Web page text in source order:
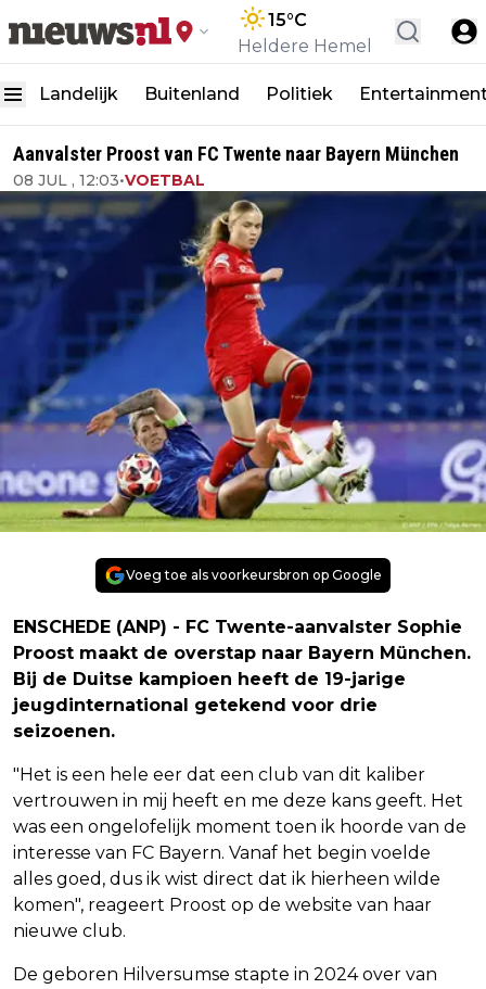
15°C
Heldere Hemel
Landelijk Buitenland Politiek
Aanvalster Proost van FC Twente naar Bayern München
08 JUL , 12:03•VOETBAL
Voeg toe als voorkeursbron op Google
ENSCHEDE (ANP) - FC Twente-aanvalster Sophie
Proost maakt de overstap naar Bayern München.
Bij de Duitse kampioen heeft de 19-jarige
jeugdinternational getekend voor drie
seizoenen.
"Het is een hele eer dat een club van dit kaliber
vertrouwen in mij heeft en me deze kans geeft. Het
was een ongelofelijk moment toen ik hoorde van de
interesse van FC Bayern. Vanaf het begin voelde
alles goed, dus ik wist direct dat ik hierheen wilde
komen", reageert Proost op de website van haar
nieuwe club.
De geboren Hilversumse stapte in 2024 over van